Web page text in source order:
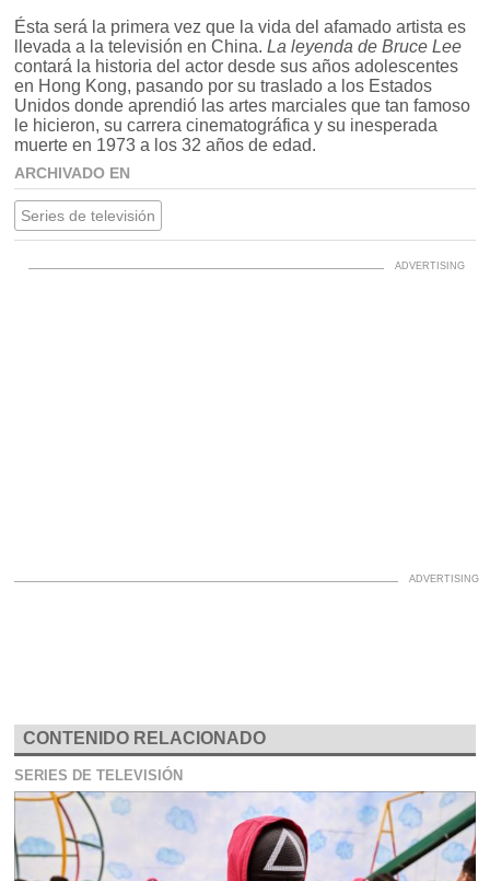
Ésta será la primera vez que la vida del afamado artista es
llevada a la televisión en China.La leyenda de Bruce Lee
contará la historia del actor desde sus años adolescentes
en Hong Kong, pasando por su traslado a los Estados
Unidos donde aprendió las artes marciales que tan famoso
le hicieron, su carrera cinematográfica y su inesperada
muerte en 1973 a los 32 años de edad.
ARCHIVADO EN
Series de televisión
CONTENIDO RELACIONADO
SERIES DE TELEVISIÓN